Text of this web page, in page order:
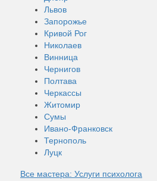
Львов
Запорожье
Кривой Рог
Николаев
Винница
Чернигов
Полтава
Черкассы
Житомир
Сумы
Ивано-Франковск
Тернополь
Луцк
Все мастера: Услуги психолога